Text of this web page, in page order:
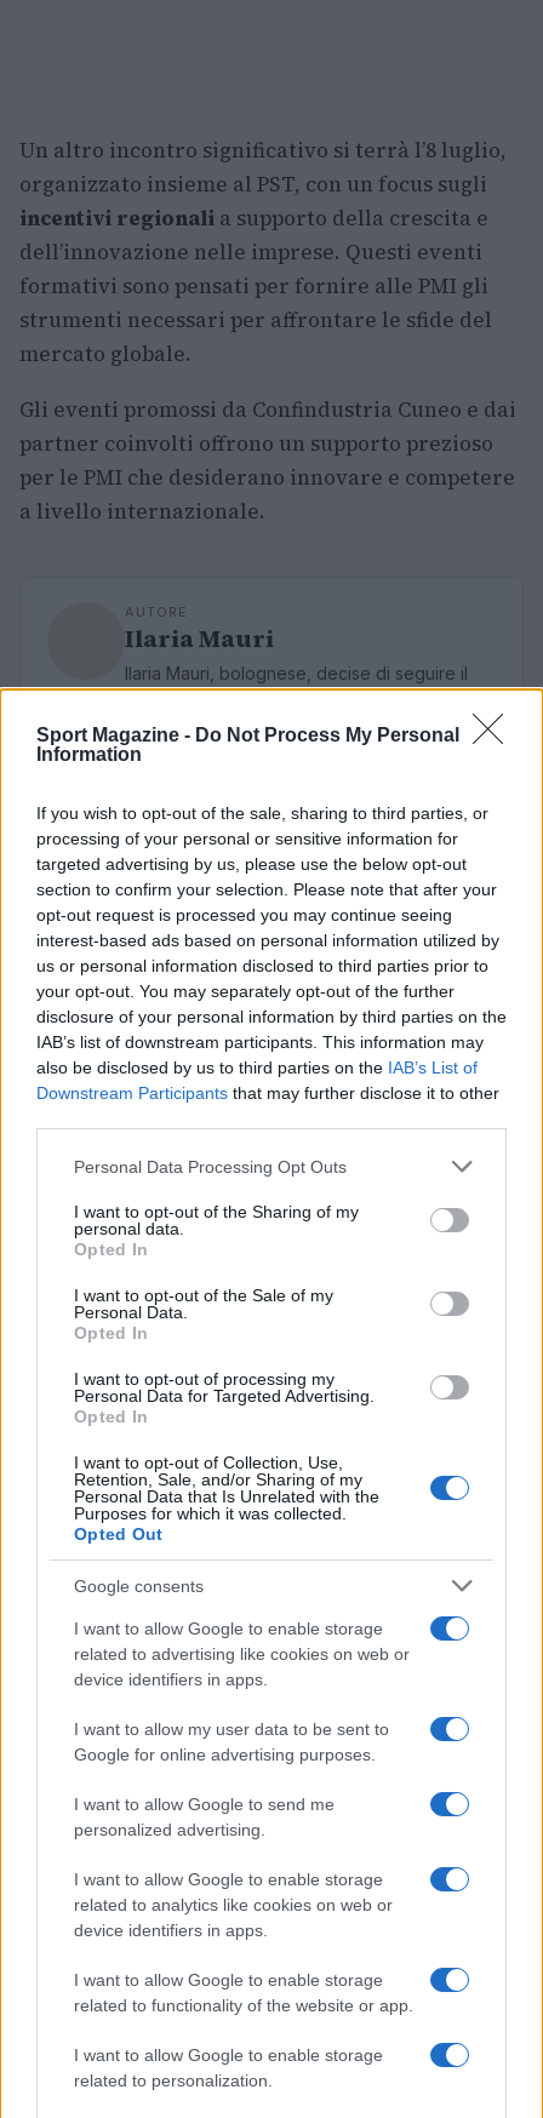
Sport Magazine - Do Not Process My Personal
Information
If you wish to opt-out of the sale, sharing to third parties, or
processing of your personal or sensitive information for
targeted advertising by us, please use the below opt-out
section to confirm your selection. Please note that after your
opt-out request is processed you may continue seeing
interest-based ads based on personal information utilized by
us or personal information disclosed to third parties prior to
your opt-out. You may separately opt-out of the further
disclosure of your personal information by third parties on the
IAB’s list of downstream participants. This information may
also be disclosed by us to third parties on the IAB’s List of
Downstream Participants that may further disclose it to other
Please note that this website/app uses one or more Google
not limited to your visit or usage behaviour. You may click to
grant or deny consent to Google and its third-party tags to
use your data for below specified purposes in below Google
consent section.
Personal Data Processing Opt Outs
I want to opt-out of the Sharing of my
personal data.
Opted In
I want to opt-out of the Sale of my
Personal Data.
Opted In
I want to opt-out of processing my
Personal Data for Targeted Advertising.
Opted In
I want to opt-out of Collection, Use,
Retention, Sale, and/or Sharing of my
Personal Data that Is Unrelated with the
Purposes for which it was collected.
Opted Out
Google consents
I want to allow Google to enable storage
related to advertising like cookies on web or
device identifiers in apps.
I want to allow my user data to be sent to
Google for online advertising purposes.
I want to allow Google to send me
personalized advertising.
I want to allow Google to enable storage
related to analytics like cookies on web or
device identifiers in apps.
I want to allow Google to enable storage
related to functionality of the website or app.
I want to allow Google to enable storage
related to personalization.
Un altro incontro significativo si terrà l’8 luglio,
organizzato insieme al PST, con un focus sugli
incentivi regionali a supporto della crescita e
dell’innovazione nelle imprese. Questi eventi
formativi sono pensati per fornire alle PMI gli
strumenti necessari per affrontare le sfide del
mercato globale.
Gli eventi promossi da Confindustria Cuneo e dai
partner coinvolti offrono un supporto prezioso
per le PMI che desiderano innovare e competere
a livello internazionale.
AUTORE
Ilaria Mauri
Ilaria Mauri, bolognese, decise di seguire il
Dall'Ara durante una partita decisiva: oggi
coordina le pagine di competizioni e
partita come prova della svolta.
Continua a leggere
NOTIZIE
destinati al Senegal
Ilaria Mauri · 4 Ago 2026